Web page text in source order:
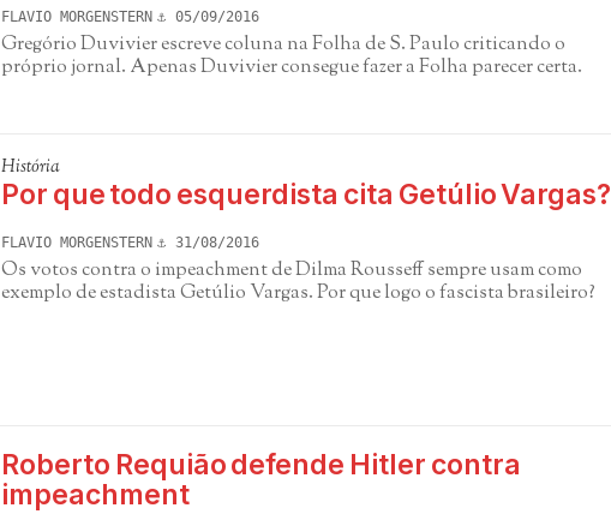
FLAVIO MORGENSTERN 05/09/2016
Gregório Duvivier escreve coluna na Folha de S. Paulo criticando o
próprio jornal. Apenas Duvivier consegue fazer a Folha parecer certa.
História
Por que todo esquerdista cita Getúlio Vargas?
FLAVIO MORGENSTERN 31/08/2016
Os votos contra o impeachment de Dilma Rousseff sempre usam como
exemplo de estadista Getúlio Vargas. Por que logo o fascista brasileiro?
Roberto Requião defende Hitler contra
impeachment